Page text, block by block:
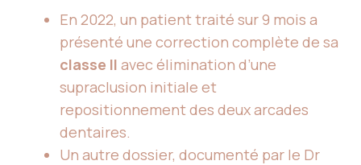
En 2022, un patient traité sur 9 mois a
présenté une correction complète de sa
classe II avec élimination d’une
supraclusion initiale et
repositionnement des deux arcades
dentaires.
Un autre dossier, documenté par le Dr